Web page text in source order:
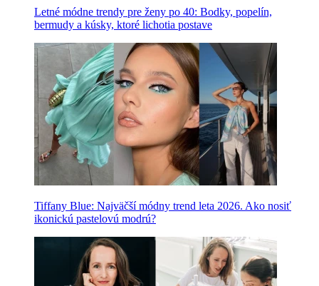
Letné módne trendy pre ženy po 40: Bodky, popelín,
bermudy a kúsky, ktoré lichotia postave
Tiffany Blue: Najväčší módny trend leta 2026. Ako nosiť
ikonickú pastelovú modrú?